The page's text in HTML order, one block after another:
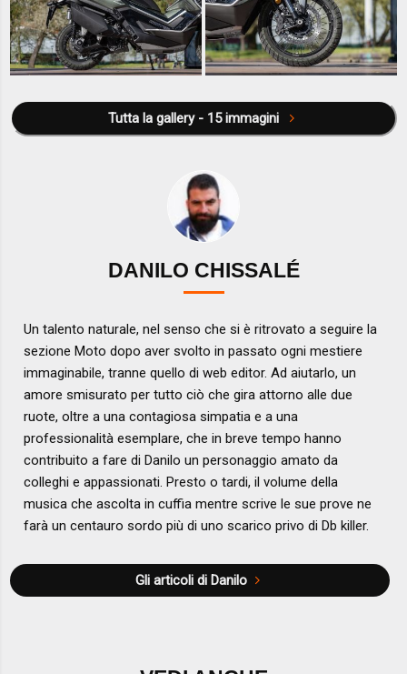
Tutta la gallery - 15 immagini
DANILO CHISSALÉ
Un talento naturale, nel senso che si è ritrovato a seguire la
sezione Moto dopo aver svolto in passato ogni mestiere
immaginabile, tranne quello di web editor. Ad aiutarlo, un
amore smisurato per tutto ciò che gira attorno alle due
ruote, oltre a una contagiosa simpatia e a una
professionalità esemplare, che in breve tempo hanno
contribuito a fare di Danilo un personaggio amato da
colleghi e appassionati. Presto o tardi, il volume della
musica che ascolta in cuffia mentre scrive le sue prove ne
farà un centauro sordo più di uno scarico privo di Db killer.
Gli articoli di Danilo